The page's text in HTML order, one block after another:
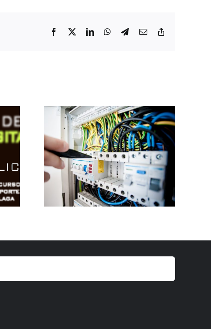
Facebook
X LinkedInWhatsApp
Telegram
Correo